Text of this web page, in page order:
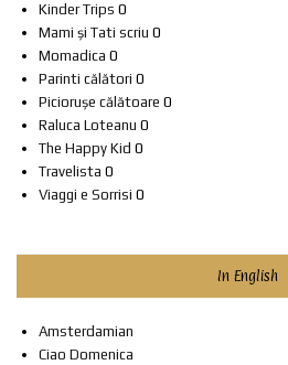
Kinder Trips 0
Mami și Tati scriu 0
Momadica 0
Parinti călători 0
Piciorușe călătoare 0
Raluca Loteanu 0
The Happy Kid 0
Travelista 0
Viaggi e Sorrisi 0
In English
Amsterdamian
Ciao Domenica